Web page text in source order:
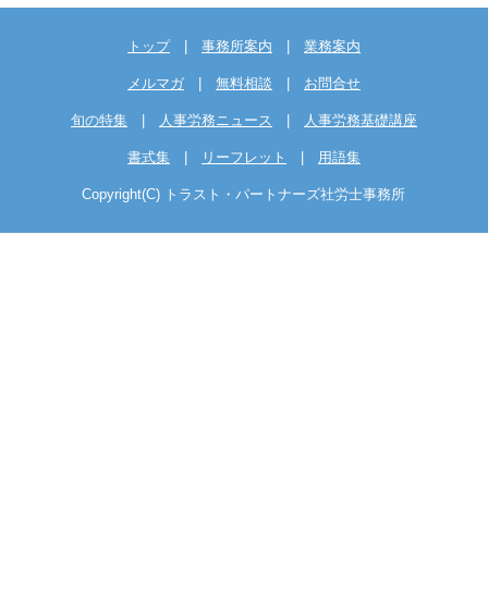
トップ| 事務所案内 業務案内
メルマガ 無料相談 お問合せ
旬の特集 人事労務ニュース 人事労務基礎講座
書式集 リーフレット 用語集
Copyright(C) トラスト・パートナーズ社労士事務所